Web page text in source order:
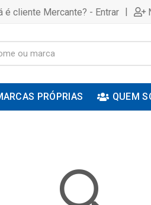
é cliente Mercante? - Entrar |
PRÓPRIAS QUEM